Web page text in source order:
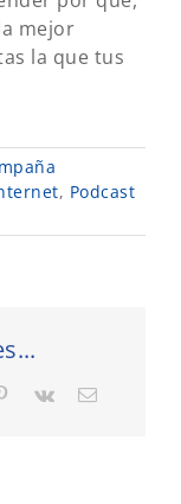
mejor
la que tus
, Podcast
Pinterest
Vk
Correo